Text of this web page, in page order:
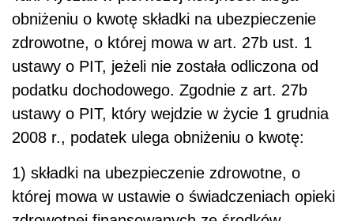
obniżeniu o kwotę składki na ubezpieczenie
zdrowotne, o której mowa w art. 27b ust. 1
ustawy o PIT, jeżeli nie została odliczona od
podatku dochodowego. Zgodnie z art. 27b
ustawy o PIT, który wejdzie w życie 1 grudnia
2008 r., podatek ulega obniżeniu o kwotę:
1) składki na ubezpieczenie zdrowotne, o
której mowa w ustawie o świadczeniach opieki